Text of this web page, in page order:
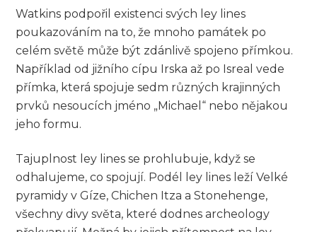
Watkins podpořil existenci svých ley lines
poukazováním na to, že mnoho památek po
celém světě může být zdánlivě spojeno přímkou.
Například od jižního cípu Irska až po Isreal vede
přímka, která spojuje sedm různých krajinných
prvků nesoucích jméno „Michael“ nebo nějakou
jeho formu.
Tajuplnost ley lines se prohlubuje, když se
odhalujeme, co spojují. Podél ley lines leží Velké
pyramidy v Gíze, Chichen Itza a Stonehenge,
všechny divy světa, které dodnes archeology